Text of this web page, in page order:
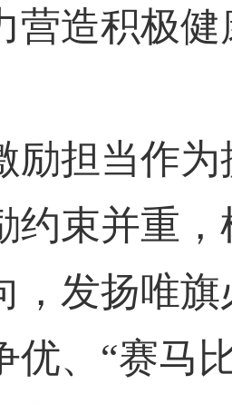
营造积极
担当作为
约束并重
，发扬唯
优、“赛马